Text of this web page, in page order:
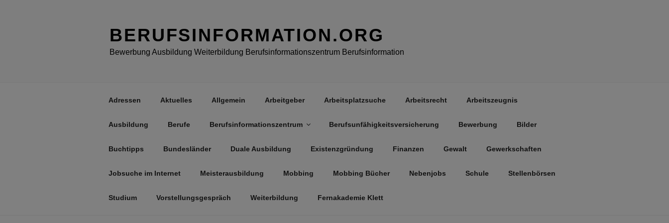
BERUFSINFORMATION.ORG
Bewerbung Ausbildung Weiterbildung Berufsinformationszentrum Berufsinformation
Adressen Aktuelles Allgemein Arbeitgeber Arbeitsplatzsuche Arbeitsrecht Arbeitszeugnis
Ausbildung Berufe Berufsinformationszentrum Berufsunfähigkeitsversicherung Bewerbung Bilder
Buchtipps Bundesländer Duale Ausbildung Existenzgründung Finanzen Gewalt Gewerkschaften
Jobsuche im Internet Meisterausbildung Mobbing Mobbing Bücher Nebenjobs Schule Stellenbörsen
Studium Vorstellungsgespräch Weiterbildung Fernakademie Klett